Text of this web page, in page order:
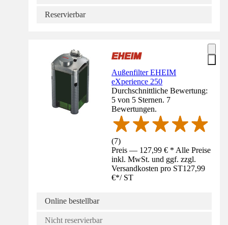
Reservierbar
Außenfilter EHEIM
eXperience 250
Durchschnittliche Bewertung:
5 von 5 Sternen. 7
Bewertungen.
(7)
Preis — 127,99 € * Alle Preise
inkl. MwSt. und ggf. zzgl.
Versandkosten pro ST127,99
€*/ ST
Online bestellbar
Nicht reservierbar